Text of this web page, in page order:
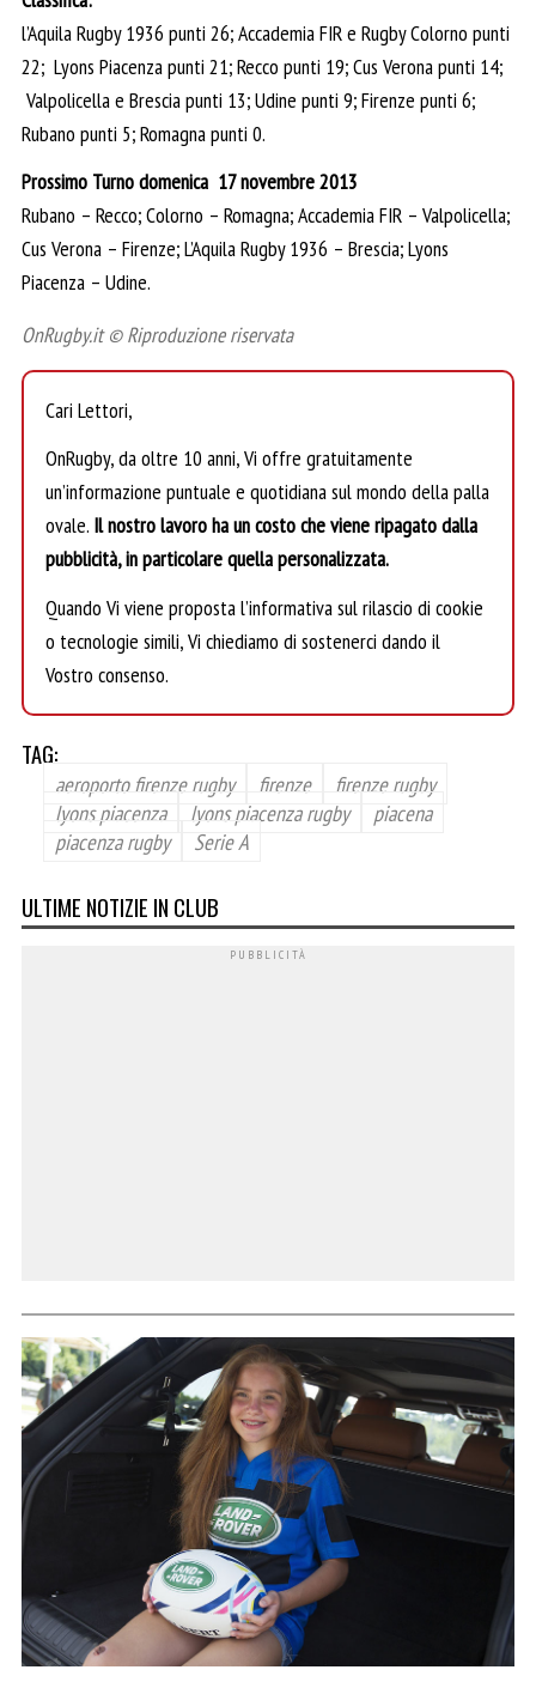
l’Aquila Rugby 1936 punti 26; Accademia FIR e Rugby Colorno punti
22; Lyons Piacenza punti 21; Recco punti 19; Cus Verona punti 14;
Valpolicella e Brescia punti 13; Udine punti 9; Firenze punti 6;
Rubano punti 5; Romagna punti 0.
Prossimo Turno domenica 17 novembre 2013
Rubano – Recco; Colorno – Romagna; Accademia FIR – Valpolicella;
Cus Verona – Firenze; L’Aquila Rugby 1936 – Brescia; Lyons
Piacenza – Udine.
OnRugby.it © Riproduzione riservata
Cari Lettori,
OnRugby, da oltre 10 anni, Vi offre gratuitamente
un’informazione puntuale e quotidiana sul mondo della palla
ovale. Il nostro lavoro ha un costo che viene ripagato dalla
pubblicità, in particolare quella personalizzata.
Quando Vi viene proposta l’informativa sul rilascio di cookie
o tecnologie simili, Vi chiediamo di sostenerci dando il
Vostro consenso.
TAG:
aeroporto firenze rugby firenze
firenze rugby
lyons piacenza
lyons piacenza rugby
piacena
piacenza rugby
Serie A
ULTIME NOTIZIE IN CLUB